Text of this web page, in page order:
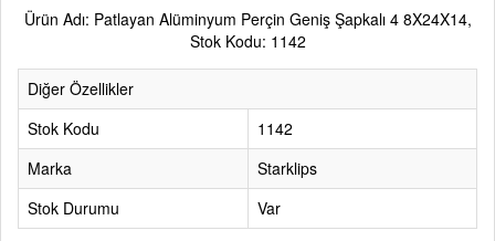
Ürün Adı: Patlayan Alüminyum Perçin Geniş Şapkalı 4 8X24X14,
Stok Kodu: 1142
Diğer Özellikler
Stok Kodu
1142
Marka
Starklips
Stok Durumu
Var